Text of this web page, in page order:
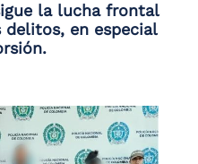
la lucha frontal
en especial